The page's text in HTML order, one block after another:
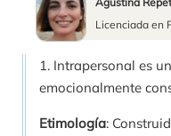
Licenciada en
1. Intrapersonal es
emocionalmente
Etimología: